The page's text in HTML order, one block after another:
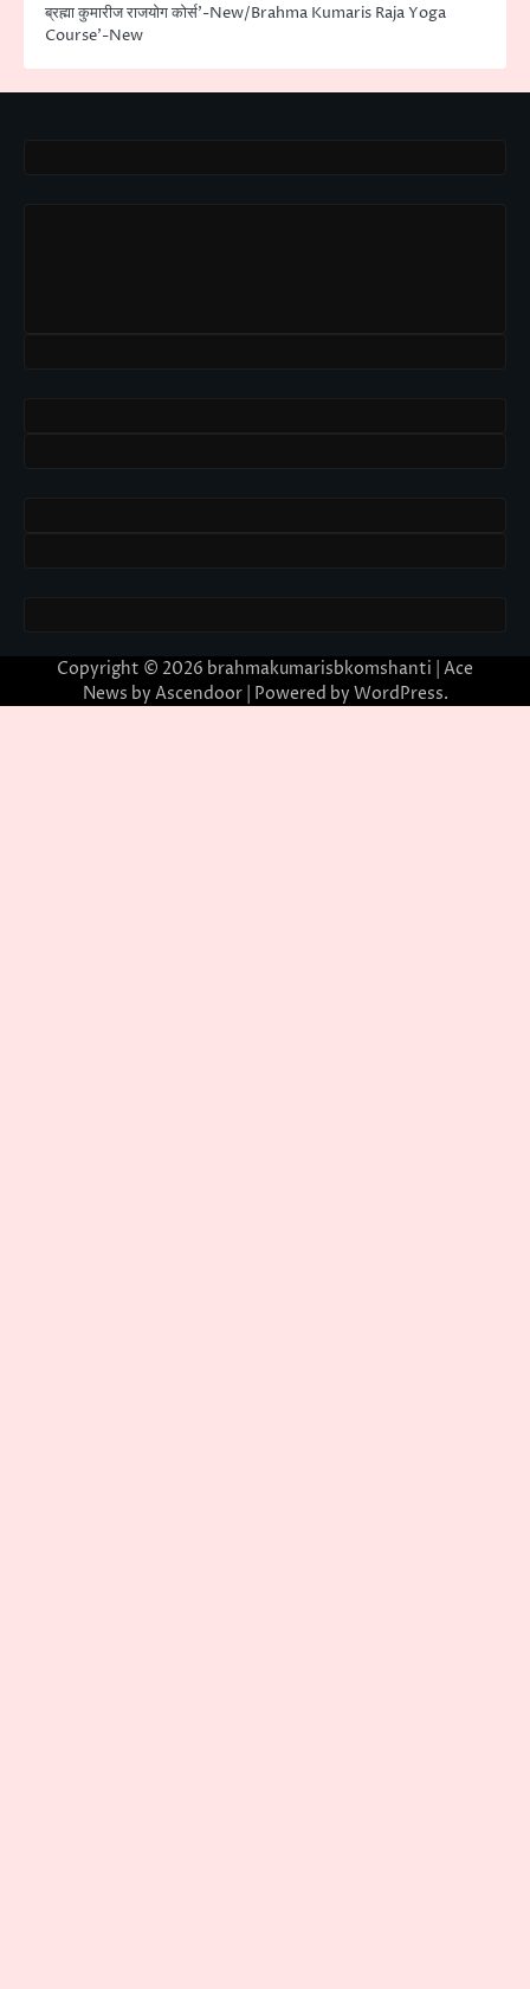
ब्रह्मा कुमारीज राजयोग कोर्स’-New/Brahma Kumaris Raja Yoga
Course’-New
Copyright © 2026 brahmakumarisbkomshanti | Ace
News by Ascendoor| Powered by WordPress.